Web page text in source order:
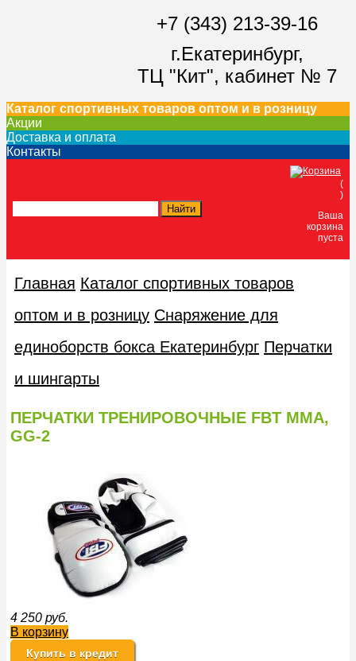
+7 (343) 213-39-16
г.Екатеринбург,
ТЦ "Кит", кабинет № 7
Каталог спортивных товаров оптом и в розницу
Акции
Доставка и оплата
Контакты
(
)
Ваша
корзина
пуста
Главная Каталог спортивных товаров
оптом и в розницу Снаряжение для
единоборств бокса Екатеринбург Перчатки
и шингарты
ПЕРЧАТКИ ТРЕНИРОВОЧНЫЕ FBT ММА,
GG-2
4 250 руб.
В корзину
Купить в кредит